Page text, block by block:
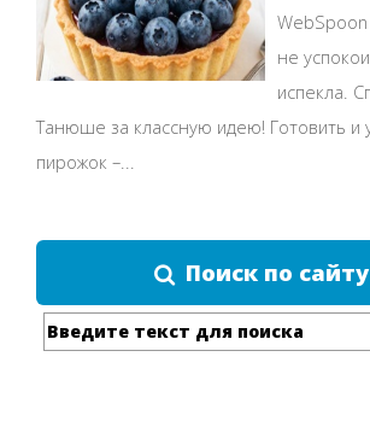
не
испекла.
Танюше за классную идею! Готовить и
пирожок –...
Поиск по сайту